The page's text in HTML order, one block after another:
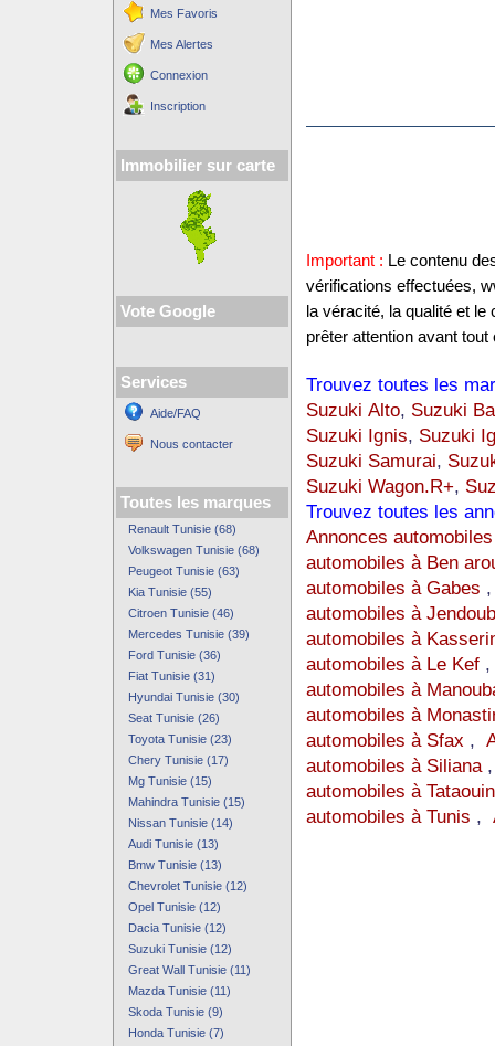
Mes Favoris
Mes Alertes
Connexion
Inscription
Immobilier sur carte
Vote Google
Services
Aide/FAQ
Nous contacter
Toutes les marques
Renault Tunisie (68)
Volkswagen Tunisie (68)
Peugeot Tunisie (63)
Kia Tunisie (55)
Citroen Tunisie (46)
Mercedes Tunisie (39)
Ford Tunisie (36)
Fiat Tunisie (31)
Hyundai Tunisie (30)
Seat Tunisie (26)
Toyota Tunisie (23)
Chery Tunisie (17)
Mg Tunisie (15)
Mahindra Tunisie (15)
Nissan Tunisie (14)
Audi Tunisie (13)
Bmw Tunisie (13)
Chevrolet Tunisie (12)
Opel Tunisie (12)
Dacia Tunisie (12)
Suzuki Tunisie (12)
Great Wall Tunisie (11)
Mazda Tunisie (11)
Skoda Tunisie (9)
Honda Tunisie (7)
Important : Le contenu
vérifications effectuées,
la véracité, la qualité et
prêter attention avant tout
Trouvez toutes les
Suzuki Alto, Suzuki
Suzuki Ignis, Suzuki
Suzuki Samurai,
Suzuki Wagon.R+,
Trouvez toutes les
Annonces
automobiles à Ben
automobiles à Gabes
automobiles à
automobiles à
automobiles à Le Kef
automobiles à
automobiles à
automobiles à Sfax ,
automobiles à Siliana
automobiles à
automobiles à Tunis ,